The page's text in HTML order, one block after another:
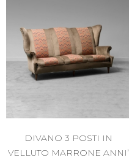
DIVANO 3 POSTI IN
VELLUTO MARRONE ANNI’